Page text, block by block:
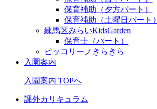
保育補助（夕方パート）
保育補助（土曜日パート）
練馬区みらいKidsGarden
保育士（パート）
ピッコリーノきらきら
入園案内
入園案内 TOPへ
課外カリキュラム